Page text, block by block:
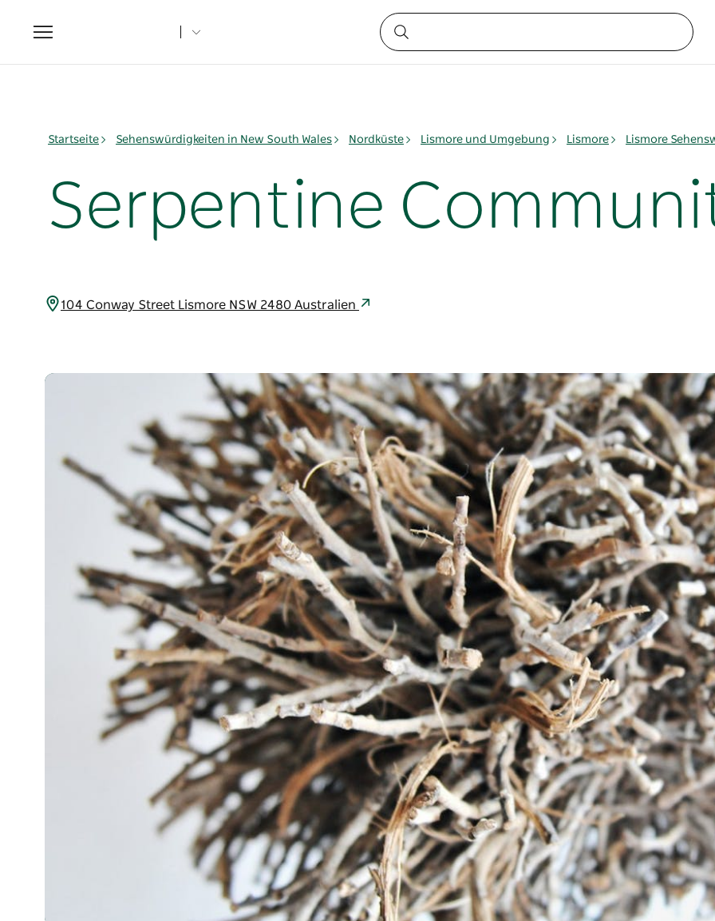
Toggle
navigation
Startseite Sehenswürdigkeiten in New South Wales Nordküste Lismore und Umgebung Lismore Lismore
Serpentine
104 Conway Street Lismore NSW 2480 Australien